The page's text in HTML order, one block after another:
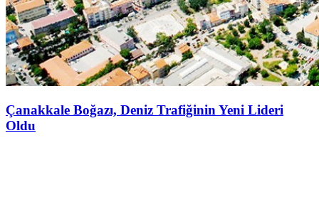
Çanakkale Boğazı, Deniz Trafiğinin Yeni Lideri
Oldu